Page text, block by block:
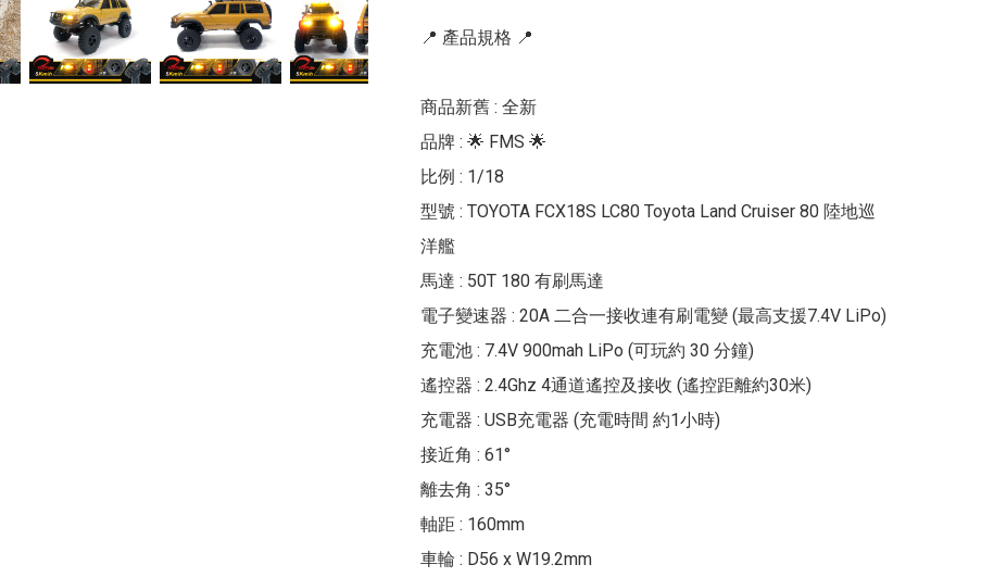
📍 產品規格 📍
商品新舊 : 全新
品牌 : 🌟 FMS 🌟
比例 : 1/18
型號 : TOYOTA FCX18S LC80 Toyota Land Cruiser 80 陸地巡
洋艦
馬達 : 50T 180 有刷馬達
電子變速器 : 20A 二合一接收連有刷電變 (最高支援7.4V LiPo)
充電池 : 7.4V 900mah LiPo (可玩約 30 分鐘)
遙控器 : 2.4Ghz 4通道遙控及接收 (遙控距離約30米)
充電器 : USB充電器 (充電時間 約1小時)
接近角 : 61°
離去角 : 35°
軸距 : 160mm
車輪 : D56 x W19.2mm